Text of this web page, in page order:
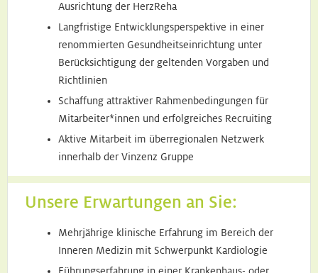
Ausrichtung der HerzReha
Langfristige Entwicklungsperspektive in einer
renommierten Gesundheitseinrichtung unter
Berücksichtigung der geltenden Vorgaben und
Richtlinien
Schaffung attraktiver Rahmenbedingungen für
Mitarbeiter*innen und erfolgreiches Recruiting
Aktive Mitarbeit im überregionalen Netzwerk
innerhalb der Vinzenz Gruppe
Unsere Erwartungen an Sie:
Mehrjährige klinische Erfahrung im Bereich der
Inneren Medizin mit Schwerpunkt Kardiologie